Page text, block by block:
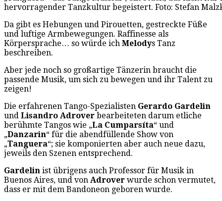
hervorragender Tanzkultur begeistert. Foto: Stefan
Da gibt es Hebungen und Pirouetten, gestreckte Füße
und luftige Armbewegungen. Raffinesse als
Körpersprache… so würde ich Melodys Tanz
beschreiben.
Aber jede noch so großartige Tänzerin braucht die
passende Musik, um sich zu bewegen und ihr Talent zu
zeigen!
Die erfahrenen Tango-Spezialisten Gerardo Gardelin
und Lisandro Adrover bearbeiteten darum etliche
berühmte Tangos wie „La Cumparsíta“ und
„Danzarin“ für die abendfüllende Show von
„Tanguera“; sie komponierten aber auch neue dazu,
jeweils den Szenen entsprechend.
Gardelin ist übrigens auch Professor für Musik in
Buenos Aires, und von Adrover wurde schon vermutet,
dass er mit dem Bandoneon geboren wurde.